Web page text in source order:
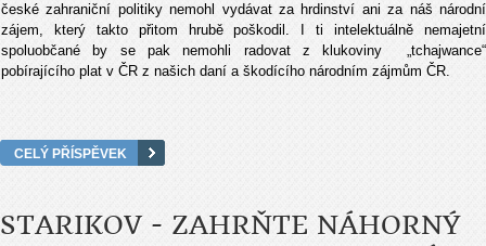
české zahraniční politiky nemohl vydávat za hrdinství ani za náš národní
zájem, který takto přitom hrubě poškodil. I ti intelektuálně nemajetní
spoluobčané by se pak nemohli radovat z klukoviny „tchajwance“
pobírajícího plat v ČR z našich daní a škodícího národním zájmům ČR.
CELÝ PŘÍSPĚVEK
STARIKOV - ZAHRŇTE NÁHORNÝ